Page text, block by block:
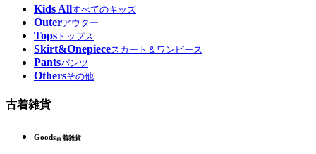
Kids Allすべてのキッズ
Outerアウター
Tops トップス
Skirt&Onepieceスカート＆ワンピース
Pantsパンツ
Othersその他
古着雑貨
Goods古着雑貨